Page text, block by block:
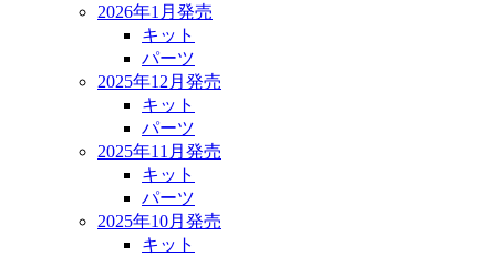
2026年1月発売
キット
パーツ
2025年12月発売
キット
パーツ
2025年11月発売
キット
パーツ
2025年10月発売
キット